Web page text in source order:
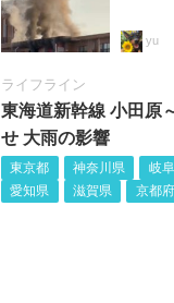
yu
ライフライン
東海道新幹線 小田原
せ 大雨の影響
東京都 神奈川県 岐
愛知県
滋賀県 京都府